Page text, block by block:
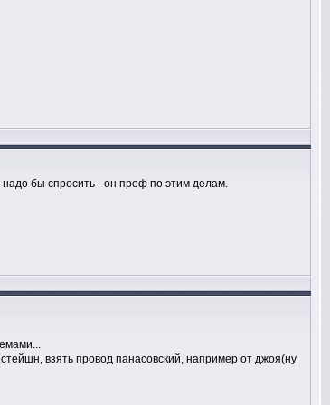
бы спросить - он проф по этим делам.
взять провод панасовский, например от джоя(ну